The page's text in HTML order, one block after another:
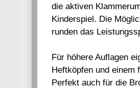
die aktiven
Kinderspiel. Die
runden das
Für höhere Auflagen
Heftköpfen und einem
Perfekt auch für die